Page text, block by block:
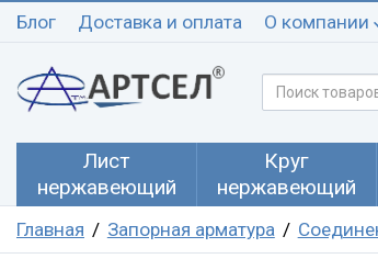
Блог Доставка и оплата О компании
Лист
нержавеющий
Круг
нержавеющий
Главная Запорная арматура